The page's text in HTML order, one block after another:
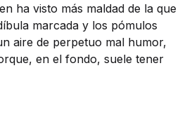
ha visto más maldad de la que
marcada y los pómulos
aire de perpetuo mal humor,
en el fondo, suele tener